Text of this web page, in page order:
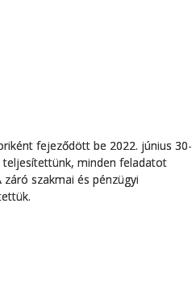
fejeződött be 2022. június 30-
teljesítettünk, minden feladatot
szakmai és pénzügyi